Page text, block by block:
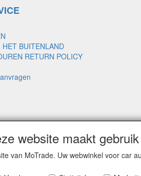
HET BUITENLAND
RETURN POLICY
website maakt
van MoTrade. Uw webwinkel voor car